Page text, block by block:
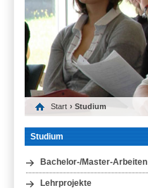
Start › Studium
Studium
Bachelor-/Master-Arbeiten
Lehrprojekte